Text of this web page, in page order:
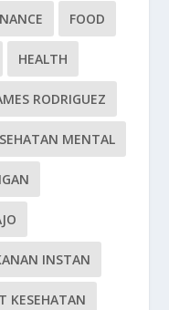
FOOD
HEALTH
RODRIGUEZ
MENTAL
INSTAN
KESEHATAN